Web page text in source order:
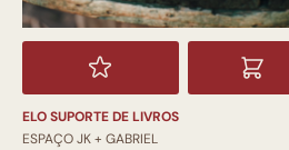
ELO SUPORTE DE LIVROS
ESPAÇO JK + GABRIEL